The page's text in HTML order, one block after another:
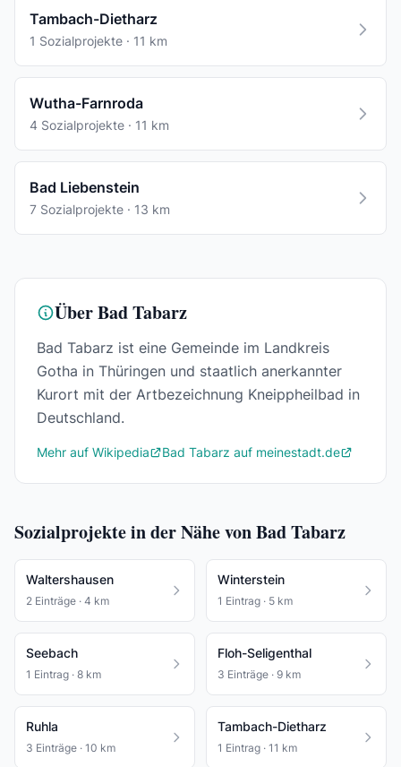
Tambach-Dietharz
1 Sozialprojekte · 11 km
Wutha-Farnroda
4 Sozialprojekte · 11 km
Bad Liebenstein
7 Sozialprojekte · 13 km
Über Bad Tabarz
Bad Tabarz ist eine Gemeinde im Landkreis
Gotha in Thüringen und staatlich anerkannter
Kurort mit der Artbezeichnung Kneippheilbad in
Deutschland.
Mehr auf Wikipedia Bad Tabarz auf meinestadt.de
Sozialprojekte in der Nähe von Bad Tabarz
Waltershausen
2 Einträge · 4 km
Winterstein
1 Eintrag · 5 km
Seebach
1 Eintrag · 8 km
Floh-Seligenthal
3 Einträge · 9 km
Ruhla
3 Einträge · 10 km
Tambach-Dietharz
1 Eintrag · 11 km